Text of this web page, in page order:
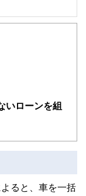
する記事を、日々
やすく発信していま
書籍・雑誌の編集経
まですべての工程に
士、社会保険労務
アコンサルタントな
者として迎え、むず
いローンを組
ると、車を一括